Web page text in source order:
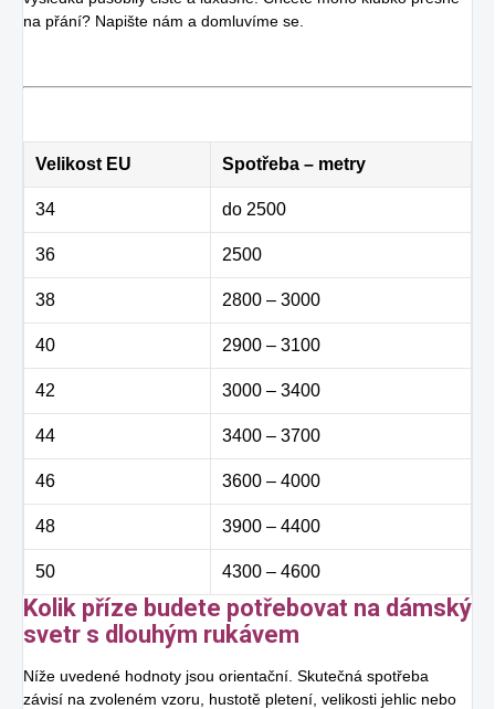
na přání? Napište nám a domluvíme se.
Kolik příze budete potřebovat na dámský
svetr s dlouhým rukávem
Níže uvedené hodnoty jsou orientační. Skutečná spotřeba
závisí na zvoleném vzoru, hustotě pletení, velikosti jehlic nebo
Velikost EU Spotřeba – metry
34 do 2500
36 2500
38 2800 – 3000
40 2900 – 3100
42 3000 – 3400
44 3400 – 3700
46 3600 – 4000
48 3900 – 4400
50 4300 – 4600